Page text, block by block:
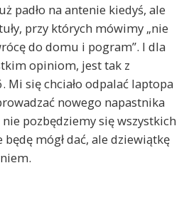
padło na antenie kiedyś, ale
przy których mówimy „nie
do domu i pogram”. I dla
opiniom, jest tak z
Mi się chciało odpalać laptopa
nowego napastnika
pozbędziemy się wszystkich
mógł dać, ale dziewiątkę